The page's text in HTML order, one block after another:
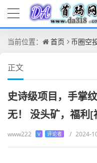
当前位置： 首页 币圈空
正文
史诗级项目，手掌
无！ 没头矿，福利
www222 V 评论者 / 2024-